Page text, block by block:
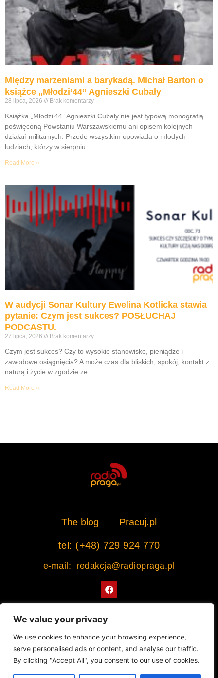
We value your privacy
We use cookies to enhance your browsing experience,
serve personalised ads or content, and analyse our traffic.
By clicking "Accept All", you consent to our use of cookies.
Między marzeniami a barykadą. Michał Barton o
książce „Młodzi’44” Agnieszki Cubały
28 lipca, 2026 Brak komentarzy
Książka „Młodzi’44” Agnieszki Cubały nie jest typową monografią
poświęconą Powstaniu Warszawskiemu ani opisem kolejnych
działań militarnych. Przede wszystkim opowiada o młodych
ludziach, którzy w sierpniu
Read More »
W audycji Sonar Kultury Ewelina Kotlicka stawia
pytanie: Czym jest sukces? POSŁUCHAJ
PODCASTU.
27 lipca, 2026 Brak komentarzy
Czym jest sukces? Czy to wysokie stanowisko, pieniądze i
zawodowe osiągnięcia? A może czas dla bliskich, spokój, kontakt z
naturą i życie w zgodzie ze
Read More »
The blog Pracuj.pl
tel: (+48) 729 924 770
e-mail: redakcja@radiopraga.pl
F
a
c
o
k
Współpracujemy z Muzeum Warszawskiej Pragi
© 2022 All rights Reserved. Radiopraga.pl
Projekt strony internetowej: tomasz-kaminski.pl